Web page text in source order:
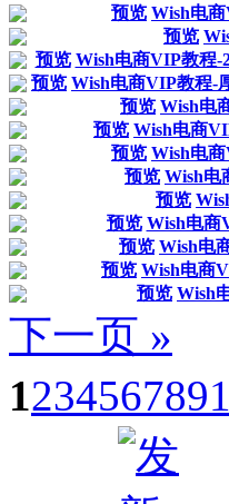
预览 Wish电
预览
预览 Wish电商VIP教程-
预览 Wish电商VIP教程-
预览 Wish电
预览 Wish电商
预览 Wish电
预览 Wish电
预览
预览 Wish电商
预览 Wish电
预览 Wish电商
预览 Wish
下一页 »
123456789